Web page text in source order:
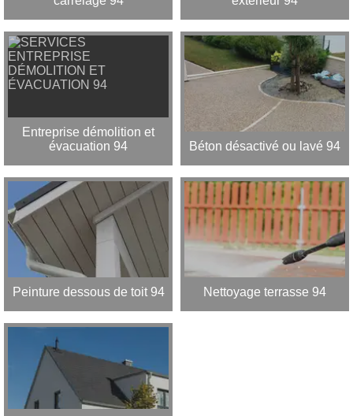
Entreprise démolition et
évacuation 94
Béton désactivé ou lavé 94
Peinture dessous de toit 94 Nettoyage terrasse 94